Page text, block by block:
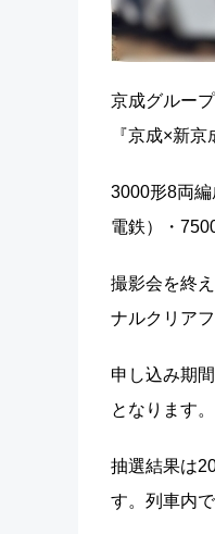
京成グルー
『京成×新
3000形8両
電鉄）・
撮影会を終
ナルクリア
申し込み期
となります。
抽選結果は
す。列車内